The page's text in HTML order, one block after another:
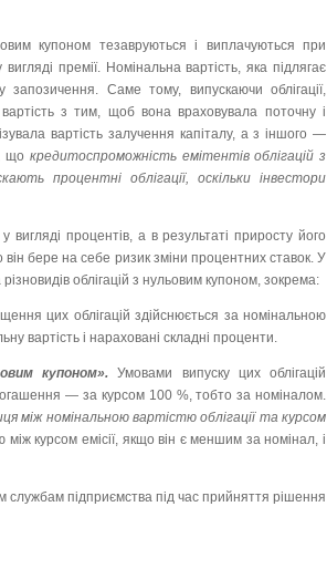
купоном тезавруються і виплачуються при
премії. Номінальна вартість, яка підлягає
Саме тому, випус­каючи облігації,
з тим, щоб вона враховувала поточну і
вартість залучення капіталу, а з іншого —
що кредитоспроможність емітентів облігацій з
процентні облігації, оскільки інвестори
вигляді процентів, а в результаті приросту його
він бере на себе ризик зміни процентних ставок. У
облігацій з нульовим купоном, зокрема:
цих облігацій здійснюється за номінальною
вартість і нараховані складні проценти.
купоном». Умовами випуску цих облігацій
— за курсом 100 %, тобто за номіналом.
між номінальною вартістю облігації та курсом
між курсом емісії, якщо він є меншим за номінал, і
підприємства під час прийняття рішення